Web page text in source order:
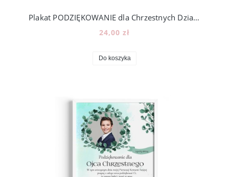
Plakat PODZIĘKOWANIE dla Chrzestnych Dziadków KOMUNIA p20
24,00 zł
Do koszyka